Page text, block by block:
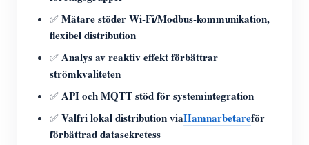
✅ Mätare stöder Wi-Fi/Modbus-kommunikation,
flexibel distribution
✅ Analys av reaktiv effekt förbättrar
strömkvaliteten
✅ API och MQTT stöd för systemintegration
✅ Valfri lokal distribution viaHamnarbetareför
förbättrad datasekretess